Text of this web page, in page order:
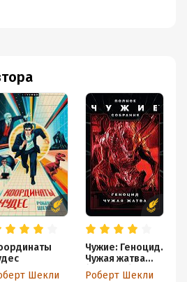
Шекли
Чужие: Геноцид.
Чужая жатва
(сборник)
Роберт Шекли